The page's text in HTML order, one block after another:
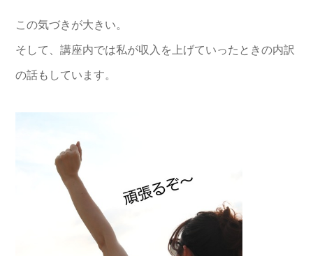
この気づきが大きい。
そして、講座内では私が収入を上げていったときの内訳
の話もしています。